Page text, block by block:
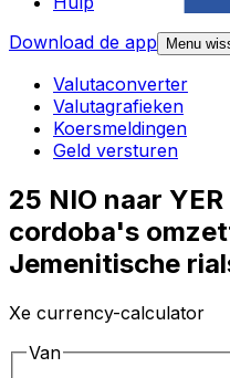
Download de app
Menu
Valutaconverter
Valutagrafieken
Koersmeldingen
Geld versturen
25 NIO naar
cordoba's
Jemenitische
Xe currency-calculator
Van